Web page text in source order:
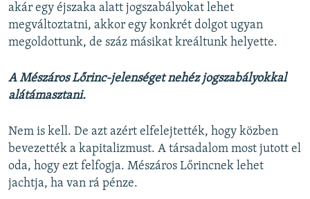
akár egy éjszaka alatt jogszabályokat lehet
megváltoztatni, akkor egy konkrét dolgot ugyan
megoldottunk, de száz másikat kreáltunk helyette.
A Mészáros Lőrinc-jelenséget nehéz jogszabályokkal
alátámasztani.
Nem is kell. De azt azért elfelejtették, hogy közben
bevezették a kapitalizmust. A társadalom most jutott el
oda, hogy ezt felfogja. Mészáros Lőrincnek lehet
jachtja, ha van rá pénze.